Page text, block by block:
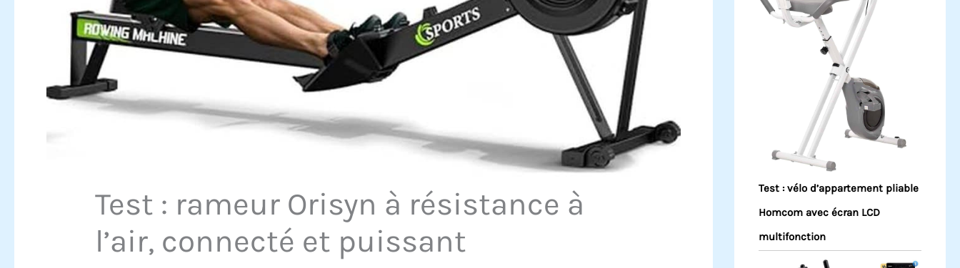
Test : rameur Orisyn à résistance à
l’air, connecté et puissant
Test : vélo d’appartement pliable
Homcom avec écran LCD
multifonction